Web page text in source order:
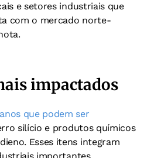
e setores industriais que
com o mercado norte-
impactados
que podem ser
silício e produtos químicos
Esses itens integram